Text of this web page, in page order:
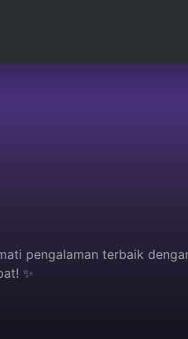
pengalaman terbaik
✨